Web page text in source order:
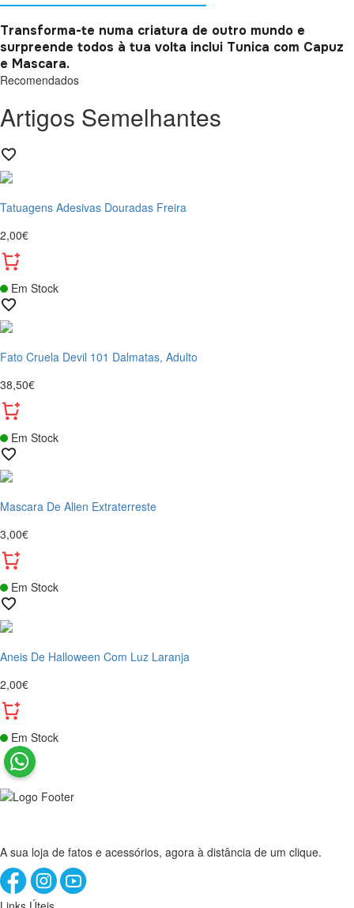
Transforma-te numa criatura de outro mundo e
surpreende todos à tua volta inclui Tunica com Capuz
e Mascara.
Recomendados
Artigos Semelhantes
Tatuagens Adesivas Douradas Freira
2,00€
Em Stock
Fato Cruela Devil 101 Dalmatas, Adulto
38,50€
Em Stock
Mascara De Alien Extraterreste
3,00€
Em Stock
Aneis De Halloween Com Luz Laranja
2,00€
Em Stock
A sua loja de fatos e acessórios, agora à distância de um clique.